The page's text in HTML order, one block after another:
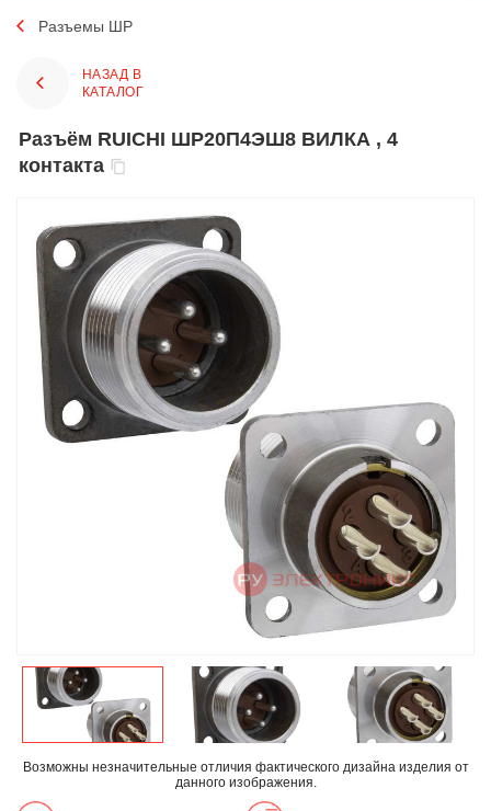
Разъемы ШР
НАЗАД В
КАТАЛОГ
Разъём RUICHI ШР20П4ЭШ8 ВИЛКА , 4
контакта
Возможны незначительные отличия фактического дизайна изделия от
данного изображения.